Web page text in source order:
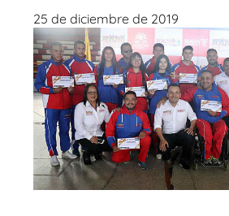
25 de diciembre de 2019